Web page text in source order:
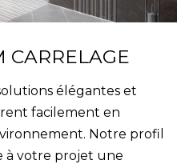
CARRELAGE
élégantes et
facilement en
Notre profil
à votre projet une